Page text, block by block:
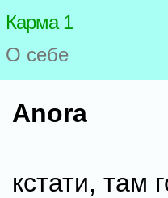
Карма 1
О себе
Anora
кстати, там